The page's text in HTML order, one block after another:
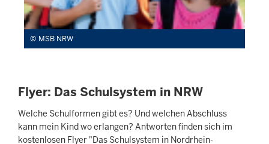
MSB NRW
Flyer: Das Schulsystem in NRW
Welche Schulformen gibt es? Und welchen Abschluss
kann mein Kind wo erlangen? Antworten finden sich im
kostenlosen Flyer "Das Schulsystem in Nordrhein-